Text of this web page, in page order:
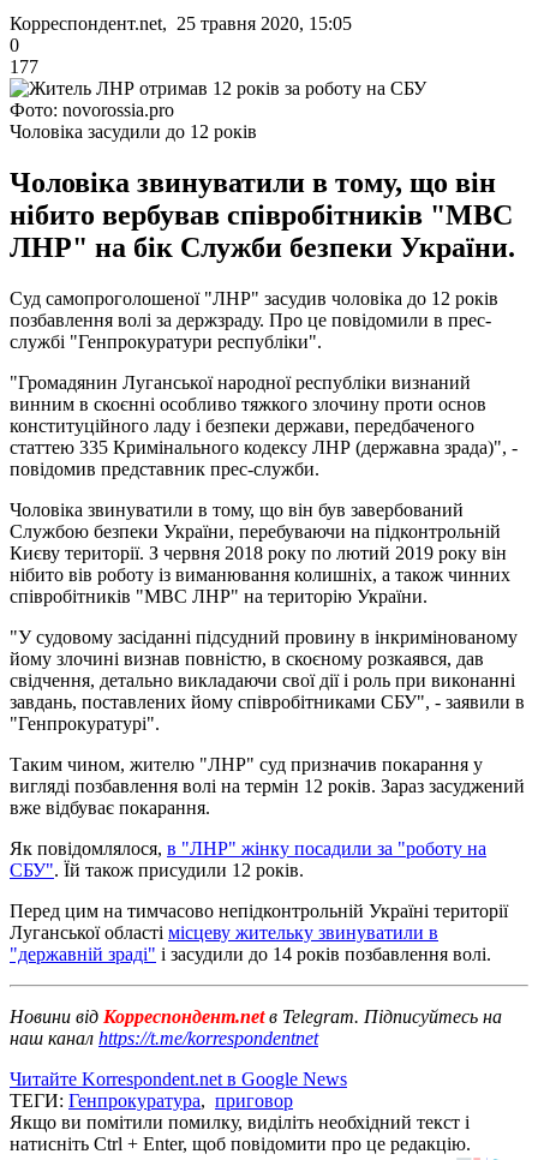
Корреспондент.net, 25 травня 2020, 15:05
0
177
Фото: novorossia.pro
Чоловіка засудили до 12 років
Чоловіка звинуватили в тому, що він
нібито вербував співробітників "МВС
ЛНР" на бік Служби безпеки України.
Суд самопроголошеної "ЛНР" засудив чоловіка до 12 років
позбавлення волі за держзраду. Про це повідомили в прес-
службі "Генпрокуратури республіки".
"Громадянин Луганської народної республіки визнаний
винним в скоєнні особливо тяжкого злочину проти основ
конституційного ладу і безпеки держави, передбаченого
статтею 335 Кримінального кодексу ЛНР (державна зрада)", -
повідомив представник прес-служби.
Чоловіка звинуватили в тому, що він був завербований
Службою безпеки України, перебуваючи на підконтрольній
Києву території. З червня 2018 року по лютий 2019 року він
нібито вів роботу із виманювання колишніх, а також чинних
співробітників "МВС ЛНР" на територію України.
"У судовому засіданні підсудний провину в інкримінованому
йому злочині визнав повністю, в скоєному розкаявся, дав
свідчення, детально викладаючи свої дії і роль при виконанні
завдань, поставлених йому співробітниками СБУ", - заявили в
"Генпрокуратурі".
Таким чином, жителю "ЛНР" суд призначив покарання у
вигляді позбавлення волі на термін 12 років. Зараз засуджений
вже відбуває покарання.
Як повідомлялося, в "ЛНР" жінку посадили за "роботу на
СБУ". Їй також присудили 12 років.
Перед цим на тимчасово непідконтрольній Україні території
Луганської області місцеву жительку звинуватили в
"державній зраді" і засудили до 14 років позбавлення волі.
Новини від Корреспондент.netв Telegram. Підписуйтесь на
наш канал https://t.me/korrespondentnet
Читайте Korrespondent.net в Google News
ТЕГИ: Генпрокуратура, приговор
Якщо ви помітили помилку, виділіть необхідний текст і
натисніть Ctrl + Enter, щоб повідомити про це редакцію.